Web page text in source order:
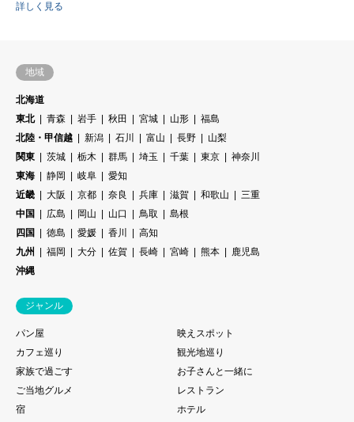
詳しく見る
地域
北海道
東北
青森 岩手 秋田 宮城 山形
福島
北陸・甲信越
新潟 石川 富山 長野
山梨
関東
茨城 栃木 群馬 埼玉 千葉 東京
神奈川
東海
静岡 岐阜
愛知
近畿
大阪 京都 奈良 兵庫 滋賀 和歌山
三重
中国
広島 岡山 山口 鳥取
島根
四国
徳島 愛媛 香川
高知
九州
福岡 大分 佐賀 長崎 宮崎 熊本
鹿児島
沖縄
ジャンル
パン屋
映えスポット
カフェ巡り
観光地巡り
家族で過ごす
お子さんと一緒に
ご当地グルメ
レストラン
宿
ホテル